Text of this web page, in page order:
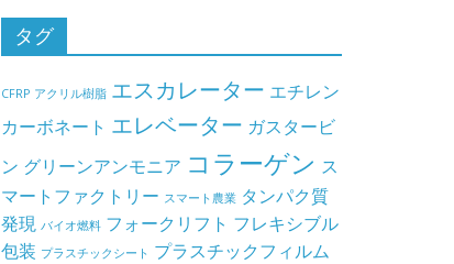
タグ
CFRP アクリル樹脂 エスカレーター エチレン
カーボネート エレベーター ガスタービ
ン グリーンアンモニア コラーゲン ス
マートファクトリー スマート農業 タンパク質
発現 バイオ燃料 フォークリフト フレキシブル
包装 プラスチックシート プラスチックフィルム